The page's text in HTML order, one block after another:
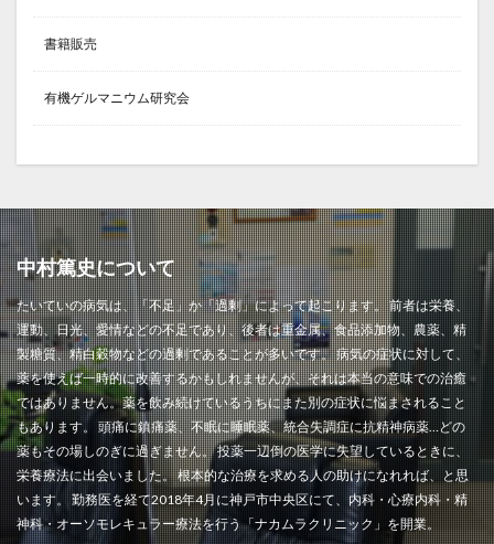
書籍販売
有機ゲルマニウム研究会
中村篤史について
たいていの病気は、「不足」か「過剰」によって起こります。 前者は栄養、
運動、日光、愛情などの不足であり、後者は重金属、食品添加物、農薬、精
製糖質、精白穀物などの過剰であることが多いです。 病気の症状に対して、
薬を使えば一時的に改善するかもしれませんが、それは本当の意味での治癒
ではありません。薬を飲み続けているうちにまた別の症状に悩まされること
もあります。 頭痛に鎮痛薬、不眠に睡眠薬、統合失調症に抗精神病薬…どの
薬もその場しのぎに過ぎません。 投薬一辺倒の医学に失望しているときに、
栄養療法に出会いました。 根本的な治療を求める人の助けになれれば、と思
います。 勤務医を経て2018年4月に神戸市中央区にて、内科・心療内科・精
神科・オーソモレキュラー療法を行う「ナカムラクリニック」を開業。